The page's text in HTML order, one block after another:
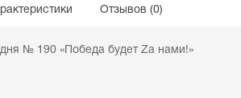
Отзывов (0)
№ 190 «Победа будет Zа нами!»